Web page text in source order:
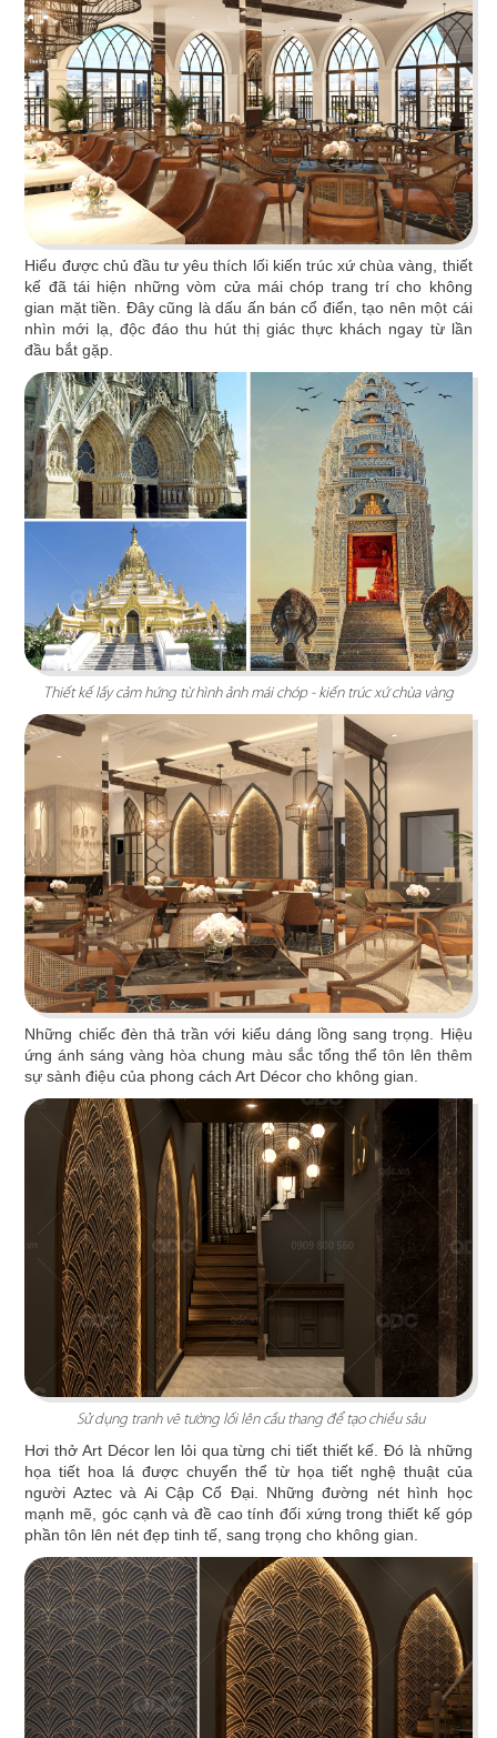
VEE AYY FOOD
Hiện đại, sang trọng với phong cách kiến trúc
hiện đại quốc tế cùng gam màu thương hiệu ấn
tượng
Chi tiết
SAKURA CẦN THƠ
Thiết kế nhà hàng mang phong cách Nhật hiện
đại lấy gam màu gỗ trầm ấm làm chủ đạo
Chi tiết
PAT KAO THAI MỸ THO
Nghệ thuật sắp đặt tinh tế cùng 3 sắc màu xanh,
cam, vàng tạo nên không gian đậm chất Thái
Chi tiết
OJIGI BAR
Thiết kế lấy cảm hứng từ nhịp điệu biển cả với
hiệu ứng sóng nước tạo ra sự tương phản mới lạ
Hiểu được chủ đầu tư yêu thích lối kiến trúc xứ chùa vàng, thiết
kế đã tái hiện những vòm cửa mái chóp trang trí cho không
gian mặt tiền. Đây cũng là dấu ấn bán cổ điển, tạo nên một cái
nhìn mới lạ, độc đáo thu hút thị giác thực khách ngay từ lần
đầu bắt gặp.
Thiết kế lấy cảm hứng từ hình ảnh mái chóp - kiến trúc xứ chùa vàng
Những chiếc đèn thả trần với kiểu dáng lồng sang trọng. Hiệu
ứng ánh sáng vàng hòa chung màu sắc tổng thể tôn lên thêm
sự sành điệu của phong cách Art Décor cho không gian.
Sử dụng tranh vẽ tường lối lên cầu thang để tạo chiều sâu
Hơi thở Art Décor len lỏi qua từng chi tiết thiết kế. Đó là những
họa tiết hoa lá được chuyển thể từ họa tiết nghệ thuật của
người Aztec và Ai Cập Cổ Đại. Những đường nét hình học
mạnh mẽ, góc cạnh và đề cao tính đối xứng trong thiết kế góp
phần tôn lên nét đẹp tinh tế, sang trọng cho không gian.